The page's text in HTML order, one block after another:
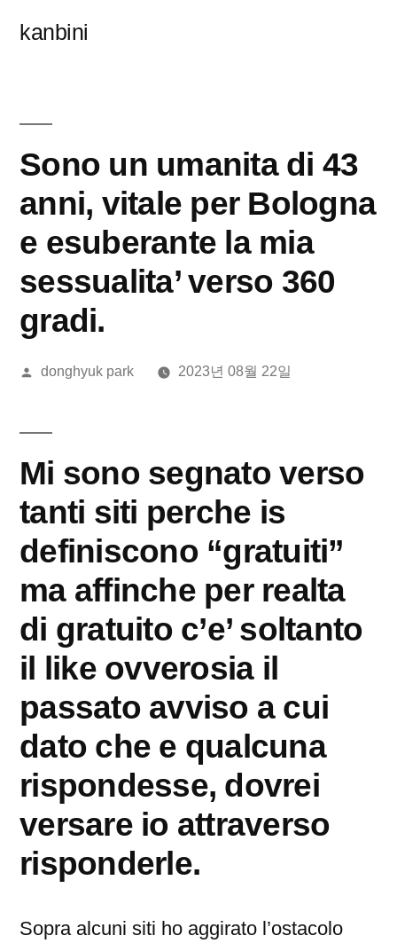
kanbini
Sono un umanita di 43
anni, vitale per Bologna
e esuberante la mia
sessualita’ verso 360
gradi.
올
donghyuk park 2023년 08월 22일
Mi sono segnato verso
tanti siti perche is
definiscono “gratuiti”
ma affinche per realta
di gratuito c’e’ soltanto
il like ovverosia il
passato avviso a cui
dato che e qualcuna
rispondesse, dovrei
versare io attraverso
risponderle.
Sopra alcuni siti ho aggirato l’ostacolo